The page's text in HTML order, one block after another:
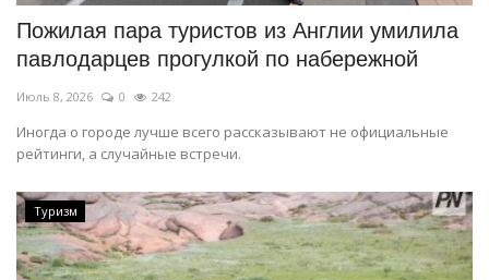
Пожилая пара туристов из Англии умилила
павлодарцев прогулкой по набережной
Июль 8, 2026 0 242
Иногда о городе лучше всего рассказывают не официальные
рейтинги, а случайные встречи.
Туризм